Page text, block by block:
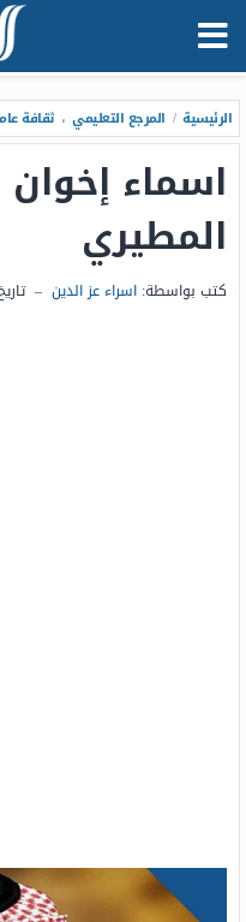
الرئيسية / المرجع التعليمي ، ثقافة
اسماء إخوان
المطيري
كتب بواسطة: اسراء عز الدين –